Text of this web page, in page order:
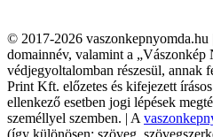
© 2017-2026 vaszonkepnyomda.hu
domainnév, valamint a „Vászonkép
védjegyoltalomban részesül, annak
Print Kft. előzetes és kifejezett
ellenkező esetben jogi lépések
személlyel szemben. | A